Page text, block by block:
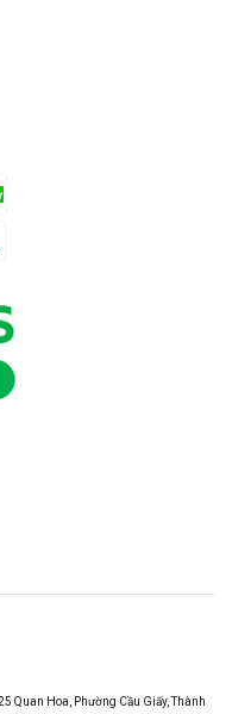
Quan Hoa, Phường Cầu Giấy, Thành